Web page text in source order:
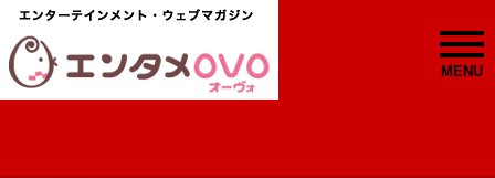
MENU